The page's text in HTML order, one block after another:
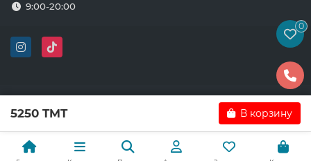
9:00-20:00
0
5250 TMT В корзину